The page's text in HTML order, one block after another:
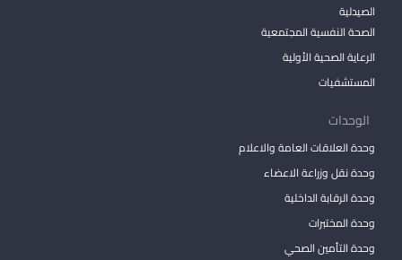
الصيدلية
الصحة النفسية المجتمعية
الرعاية الصحية الأولية
المستشفيات
الوحدات
وحدة العلاقات العامة والاعلام
وحدة نقل وزراعة الاعضاء
وحدة الرقابة الداخلية
وحدة المختبرات
وحدة التأمين الصحي